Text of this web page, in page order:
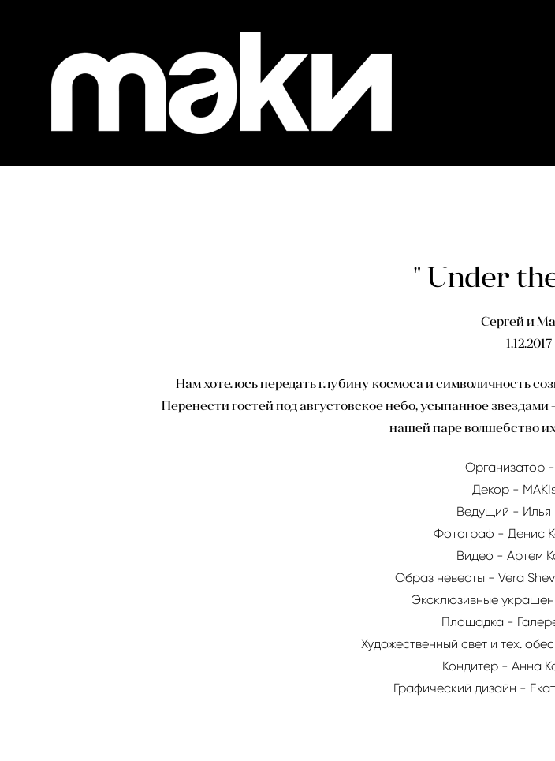
" Under
Сергей и
1.12.2017
Нам хотелось передать глубину космоса и символичность
Перенести гостей под августовское небо, усыпанное
нашей паре волшебство
Организатор
Декор -
Ведущий - Илья
Фотограф - Денис
Видео - Артем
Образ невесты - Vera
Эксклюзивные
Площадка -
Художественный свет и тех.
Кондитер - Анна
Графический дизайн -